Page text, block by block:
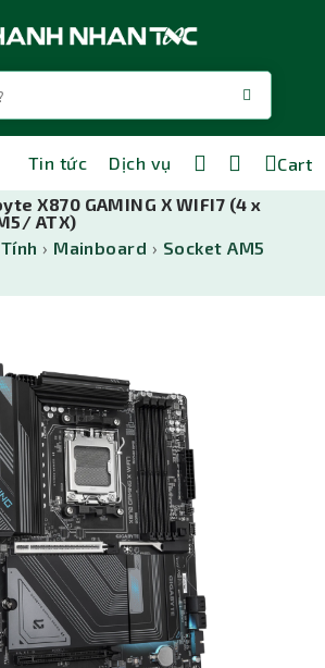
Tin tức Dịch vụ
Cart
X870 GAMING X WIFI7 (4 x
ATX)
› Mainboard › Socket AM5